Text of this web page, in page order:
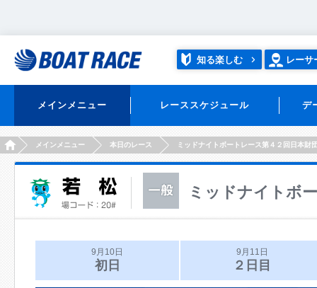
知る楽しむ レーサ
メインメニュー レーススケジュール デ
HOMEメインメニュー 本日のレース ミッドナイトボートレース第４２回日本財
ミッドナイトボ
9月10日
初日
9月11日
２日目